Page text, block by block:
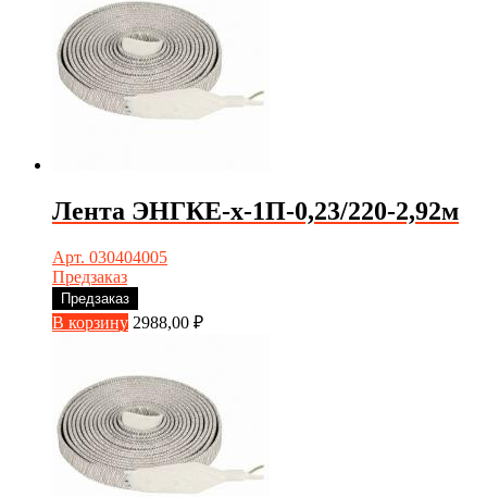
Лента ЭНГКЕ-х-1П-0,23/220-2,92м
Арт. 030404005
Предзаказ
Предзаказ
В корзину 2988,00 ₽